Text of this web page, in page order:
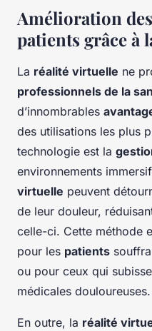
Amélioration
patients grâce à
La réalité virtuelle ne
professionnels de la
d’innombrables
des utilisations les plus
technologie est la
environnements
virtuelle peuvent
de leur douleur,
celle-ci. Cette méthode
pour les patients
ou pour ceux qui
médicales douloureuses.
En outre, la réalité